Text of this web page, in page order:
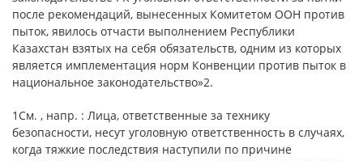
после рекомендаций, вынесенных Комитетом ООН против
пыток, явилось отчасти выполнением Республики
Казахстан взятых на себя обязательств, одним из которых
является имплементация норм Конвенции против пыток в
национальное законодательство»2.
1См. , напр. : Лица, ответственные за технику
безопасности, несут уголовную ответственность в случаях,
когда тяжкие последствия наступили по причине